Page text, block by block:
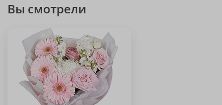
Вы смотрели